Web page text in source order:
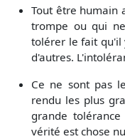
Tout être humain
trompe ou qui
tolérer le fait qu'il
d'autres.
Ce ne sont pas
rendu les plus
grande
vérité est chose